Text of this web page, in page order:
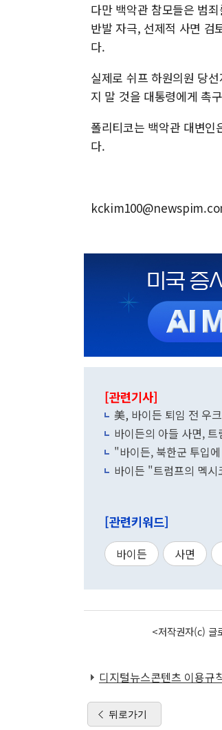
다만 백악관 참모들은 범
반발 자극, 선제적 사면 검
다.
실제로 쉬프 하원의원 당
지 말 것을 대통령에게 촉
폴리티코는 백악관 대변
다.
[관련기사]
美, 바이든 퇴임 전 우
바이든의 아들 사면, 트
"바이든, 북한군 투입
바이든 "트럼프의 멕시
[관련키워드]
바이든 사면
<저작권자(c) 글
디지털뉴스콘텐츠 이용규
뒤로가기